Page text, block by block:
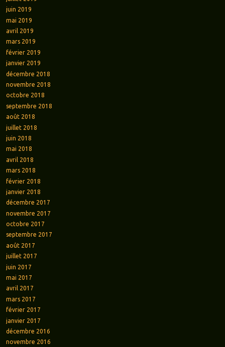
juin 2019
mai 2019
avril 2019
mars 2019
février 2019
janvier 2019
décembre 2018
novembre 2018
octobre 2018
septembre 2018
août 2018
juillet 2018
juin 2018
mai 2018
avril 2018
mars 2018
février 2018
janvier 2018
décembre 2017
novembre 2017
octobre 2017
septembre 2017
août 2017
juillet 2017
juin 2017
mai 2017
avril 2017
mars 2017
février 2017
janvier 2017
décembre 2016
novembre 2016